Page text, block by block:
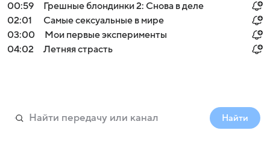
00:59
Грешные блондинки 2: Снова в деле
02:01
Самые сексуальные в мире
03:00
Мои первые эксперименты
04:02
Летняя страсть
Найти